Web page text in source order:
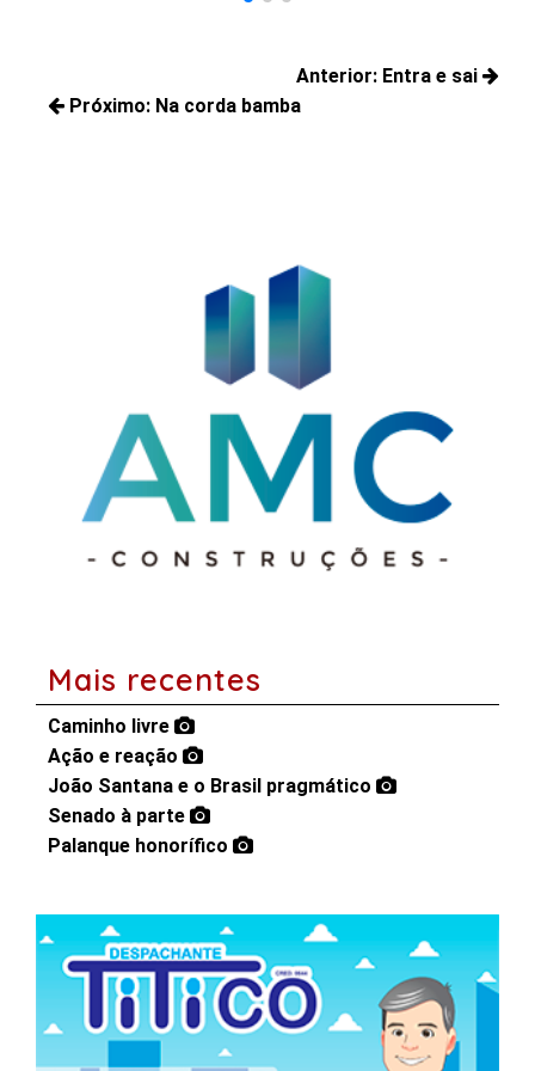
de
Anterior: Entra e sai
Próximo: Na corda bamba
Mais recentes
Caminho livre
Ação e reação
João Santana e o Brasil pragmático
Senado à parte
Palanque honorífico